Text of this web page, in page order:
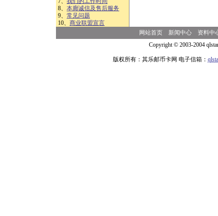
8、 本廊诚信及售后服务
9、 常见问题
10、 商业联盟宣言
网站首页 新闻中心
资料中
Copyright © 2003-2004
版权所有：其乐邮币卡网 电子信箱：